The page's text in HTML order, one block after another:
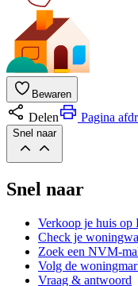
Bewaren
Delen Pagina
Snel naar
Snel naar
Verkoop je huis op
Check je
Zoek een NVM-
Volg de
Vraag & antwoord